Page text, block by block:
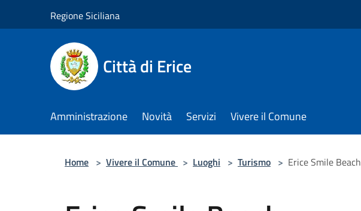
Regione Siciliana
Città di Erice
Amministrazione Novità Servizi Vivere il Comune
Home > Vivere il Comune > Luoghi > Turismo > Erice Smile Beach